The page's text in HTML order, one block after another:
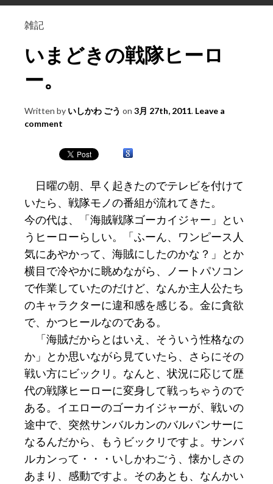
雑記
いまどきの戦隊ヒーロ
ー。
Written by いしかわ ごう on 3月 27th, 2011. Leave a
comment
日曜の朝、早く起きたのでテレビを付けて
いたら、戦隊モノの番組が流れてきた。
今の代は、「海賊戦隊ゴーカイジャー」とい
うヒーローらしい。「ふーん、ワンピース人
気にあやかって、海賊にしたのかな？」とか
横目で冷やかに眺めながら、ノートパソコン
で作業していたのだけど、なんか主人公たち
のキャラクターに違和感を感じる。金に貪欲
で、かつヒールなのである。
「海賊だからとはいえ、そういう性格なの
か」とか思いながら見ていたら、さらにその
戦い方にビックリ。なんと、状況に応じて歴
代の戦隊ヒーローに変身して戦っちゃうので
ある。イエローのゴーカイジャーが、戦いの
途中で、突然サンバルカンのバルパンサーに
なるんだから、もうビックリですよ。サンバ
ルカンって・・・いしかわごう、懐かしさの
あまり、感動ですよ。そのあとも、なんかい